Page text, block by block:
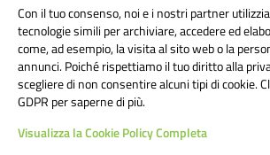
Istituto Comprensivo Bricherasio
Via Cesare Bollea n. 3 - 10064
toic84200d@istruzione.it | P.E.C.:
toic84200d@pec.istruzione.it
Codice Fiscale: 94544620019 | Cod.
TOIC84200D | Codice IPA:
Con il tuo consenso, noi e i nostri partner
tecnologie simili per archiviare, accedere ed
come, ad esempio, la visita al sito web o la
annunci. Poiché rispettiamo il tuo diritto alla
scegliere di non consentire alcuni tipi di cookie.
GDPR per saperne di più.
Visualizza la Cookie Policy Completa